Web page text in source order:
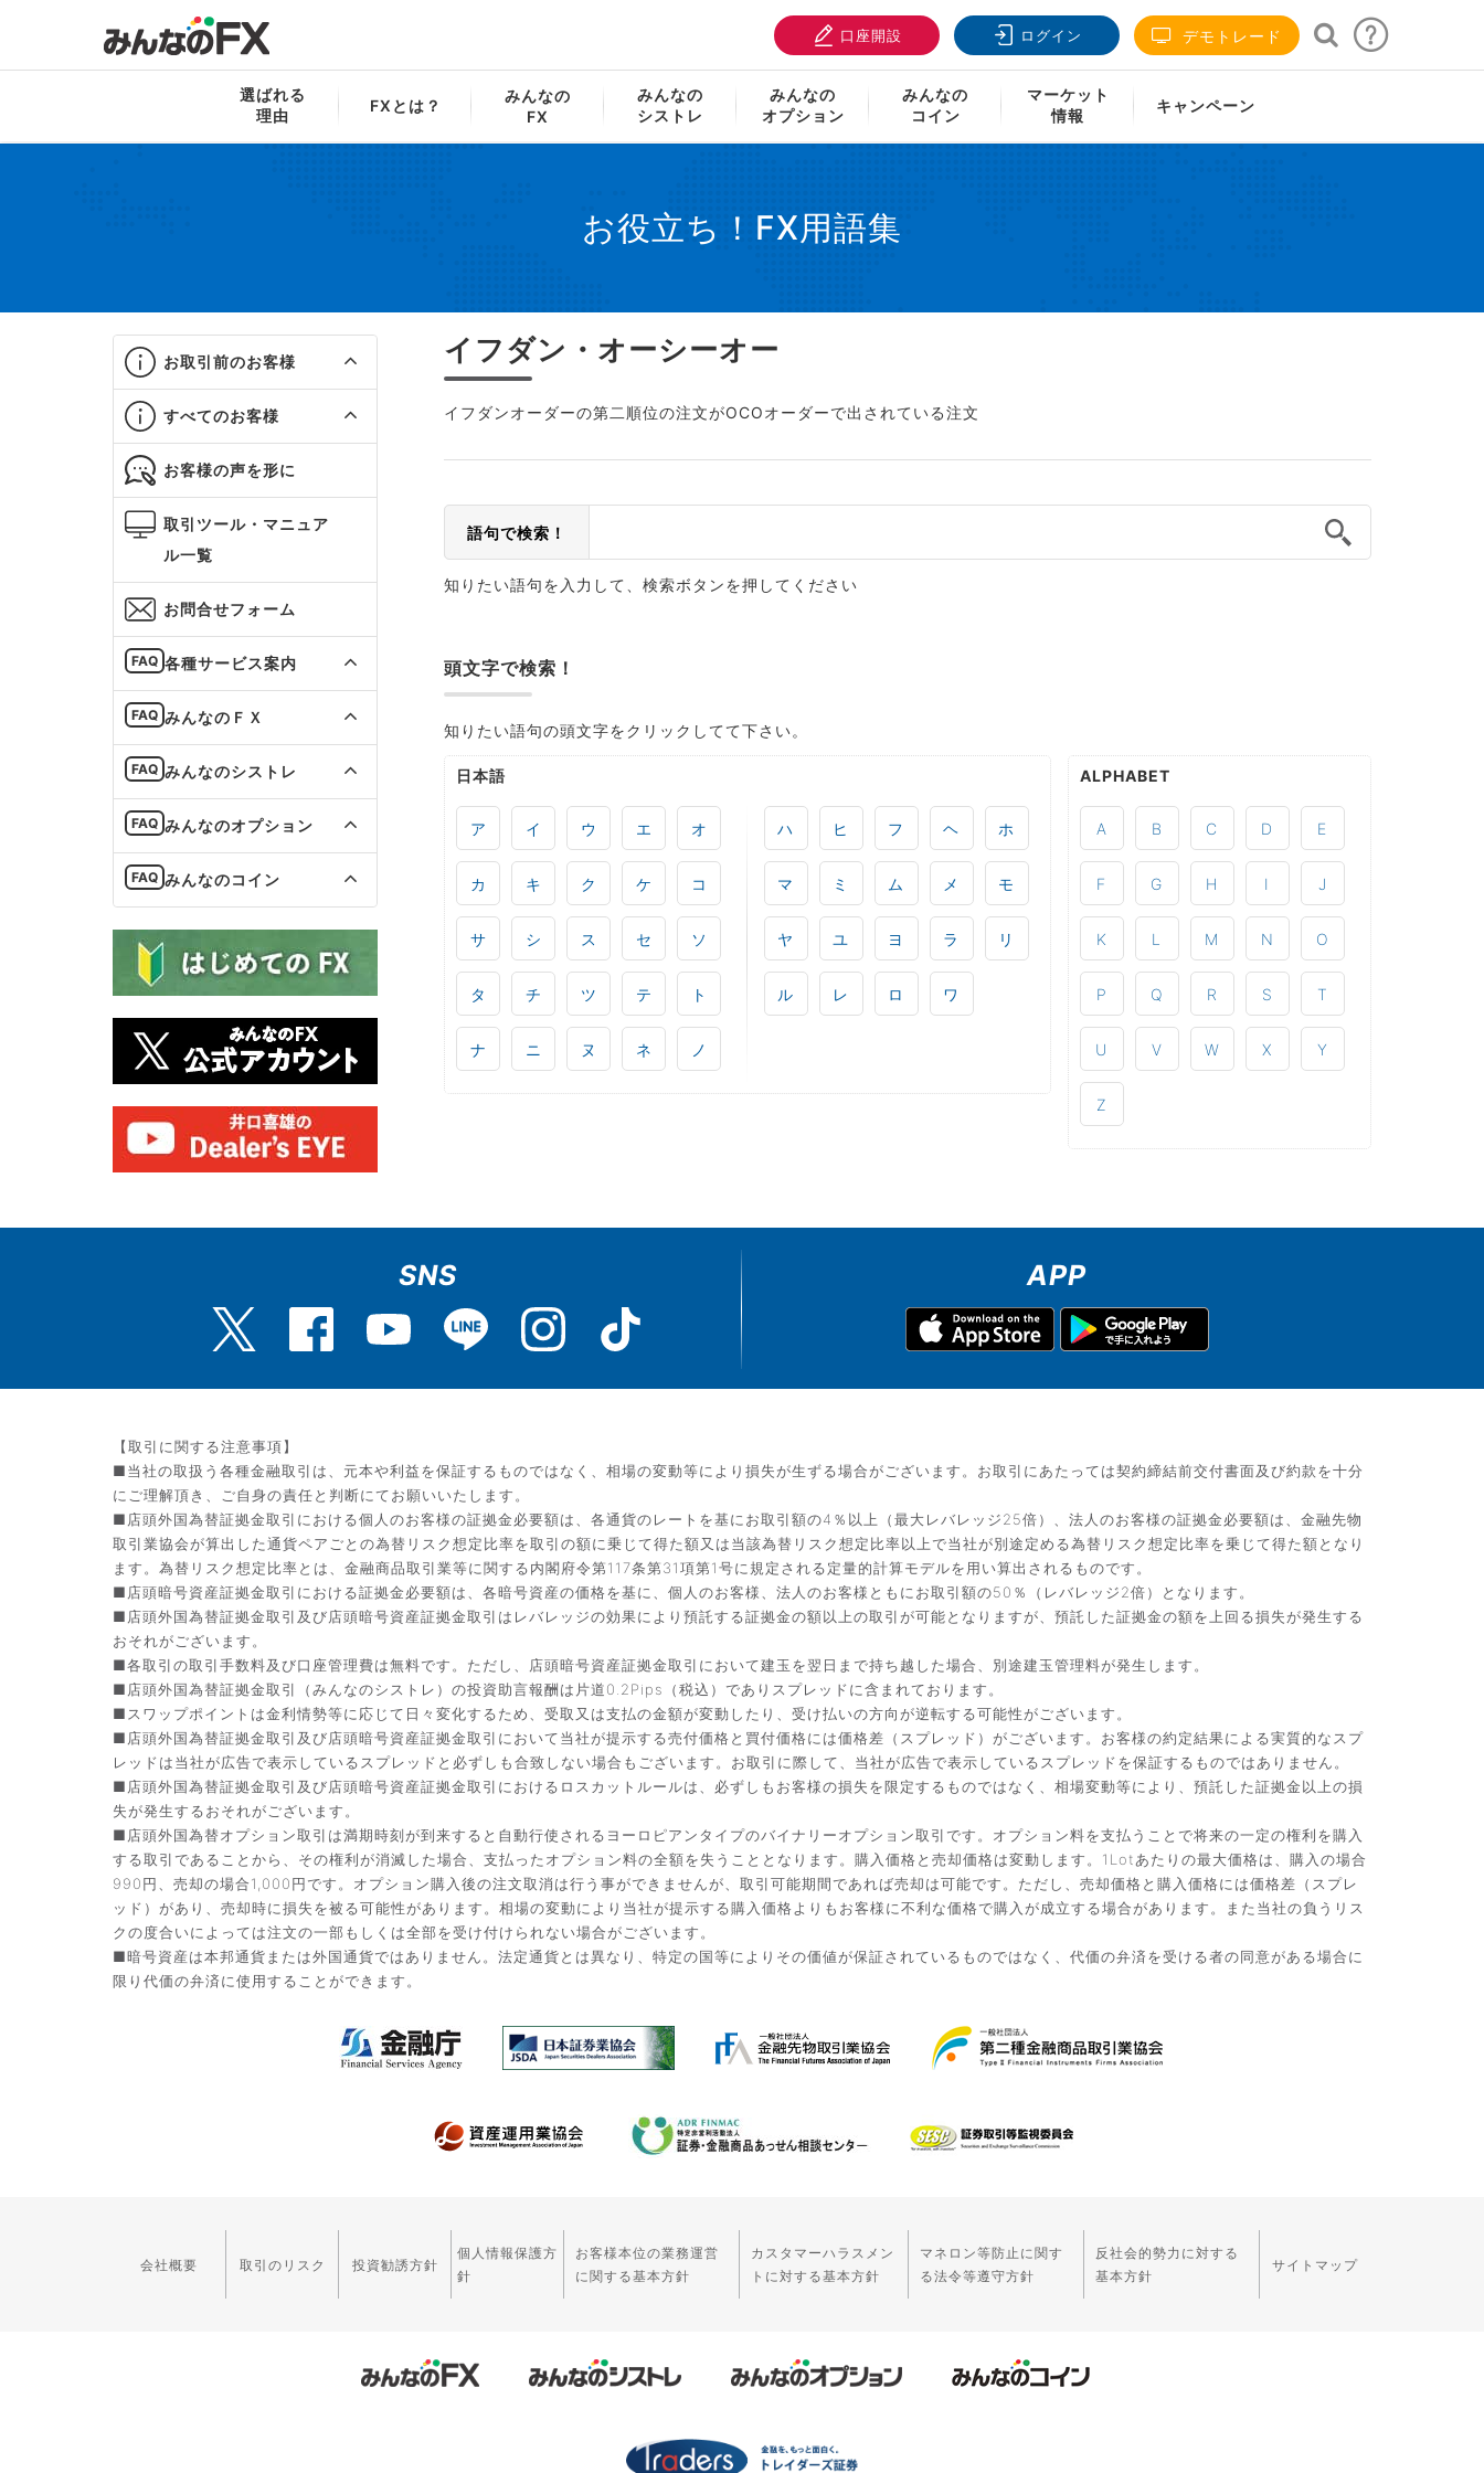
口座開設 ログイン デモトレード
選ばれる
理由
FXとは？
みんなの
FX
みんなの
シストレ
みんなの
オプション
みんなの
コイン
マーケット
情報
キャンペーン
お役立ち！FX用語集
お役立ち！FX用語集 イフダン・オーシーオー
イフダン・オーシーオー
イフダンオーダーの第二順位の注文がOCOオーダーで出されている注文
語句で検索！
知りたい語句を入力して、検索ボタンを押してください
頭文字で検索！
知りたい語句の頭文字をクリックしてて下さい。
日本語
ア イ ウ エ オ
カ キ ク ケ コ
サ シ ス セ ソ
タ チ ツ テ ト
ナ ニ ヌ ネ ノ
ハ ヒ フ ヘ ホ
マ ミ ム メ モ
ヤ ユ ヨ ラ リ
ル レ ロ ワ
ALPHABET
A B C D E
F G H I J
K L M N O
P Q R S T
U V W X Y
Z
お取引前のお客様
すべてのお客様
お客様の声を形に
取引ツール・マニュア
ル一覧
お問合せフォーム
各種サービス案内
みんなのＦＸ
みんなのシストレ
みんなのオプション
みんなのコイン
SNS APP
【取引に関する注意事項】
■当社の取扱う各種金融取引は、元本や利益を保証するものではなく、相場の変動等により損失が生ずる場合がございます。お取引にあたっては契約締結前交付書面及び約款を十分
にご理解頂き、ご自身の責任と判断にてお願いいたします。
■店頭外国為替証拠金取引における個人のお客様の証拠金必要額は、各通貨のレートを基にお取引額の4％以上（最大レバレッジ25倍）、法人のお客様の証拠金必要額は、金融先物
取引業協会が算出した通貨ペアごとの為替リスク想定比率を取引の額に乗じて得た額又は当該為替リスク想定比率以上で当社が別途定める為替リスク想定比率を乗じて得た額となり
ます。為替リスク想定比率とは、金融商品取引業等に関する内閣府令第117条第31項第1号に規定される定量的計算モデルを用い算出されるものです。
■店頭暗号資産証拠金取引における証拠金必要額は、各暗号資産の価格を基に、個人のお客様、法人のお客様ともにお取引額の50％（レバレッジ2倍）となります。
■店頭外国為替証拠金取引及び店頭暗号資産証拠金取引はレバレッジの効果により預託する証拠金の額以上の取引が可能となりますが、預託した証拠金の額を上回る損失が発生する
おそれがございます。
■各取引の取引手数料及び口座管理費は無料です。ただし、店頭暗号資産証拠金取引において建玉を翌日まで持ち越した場合、別途建玉管理料が発生します。
■店頭外国為替証拠金取引（みんなのシストレ）の投資助言報酬は片道0.2Pips（税込）でありスプレッドに含まれております。
■スワップポイントは金利情勢等に応じて日々変化するため、受取又は支払の金額が変動したり、受け払いの方向が逆転する可能性がございます。
■店頭外国為替証拠金取引及び店頭暗号資産証拠金取引において当社が提示する売付価格と買付価格には価格差（スプレッド）がございます。お客様の約定結果による実質的なスプ
レッドは当社が広告で表示しているスプレッドと必ずしも合致しない場合もございます。お取引に際して、当社が広告で表示しているスプレッドを保証するものではありません。
■店頭外国為替証拠金取引及び店頭暗号資産証拠金取引におけるロスカットルールは、必ずしもお客様の損失を限定するものではなく、相場変動等により、預託した証拠金以上の損
失が発生するおそれがございます。
■店頭外国為替オプション取引は満期時刻が到来すると自動行使されるヨーロピアンタイプのバイナリーオプション取引です。オプション料を支払うことで将来の一定の権利を購入
する取引であることから、その権利が消滅した場合、支払ったオプション料の全額を失うこととなります。購入価格と売却価格は変動します。1Lotあたりの最大価格は、購入の場合
990円、売却の場合1,000円です。オプション購入後の注文取消は行う事ができませんが、取引可能期間であれば売却は可能です。ただし、売却価格と購入価格には価格差（スプレ
ッド）があり、売却時に損失を被る可能性があります。相場の変動により当社が提示する購入価格よりもお客様に不利な価格で購入が成立する場合があります。また当社の負うリス
クの度合いによっては注文の一部もしくは全部を受け付けられない場合がございます。
■暗号資産は本邦通貨または外国通貨ではありません。法定通貨とは異なり、特定の国等によりその価値が保証されているものではなく、代価の弁済を受ける者の同意がある場合に
限り代価の弁済に使用することができます。
会社概要 取引のリスク 投資勧誘方針
個人情報保護方
針
お客様本位の業務運営
に関する基本方針
カスタマーハラスメン
トに対する基本方針
マネロン等防止に関す
る法令等遵守方針
反社会的勢力に対する
基本方針
サイトマップ